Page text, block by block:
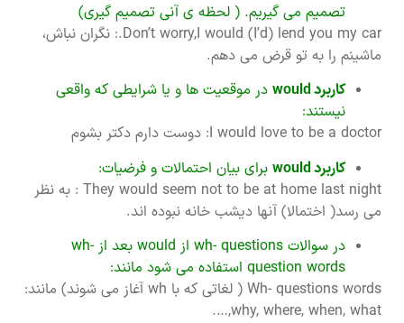
تصمیم می گیریم. ( لحظه ی آنی تصمیم گیری)
Don’t worry,I would (I’d) lend you my car.: نگران نباش،
ماشینم را به تو قرض می دهم.
کاربردwould در موقعیت ها و یا شرایطی که واقعی
نیستند:
I would love to be a doctor: دوست دارم دکتر بشوم
کاربردwould برای بیان احتمالات و فرضیات:
They would seem not to be at home last night : به نظر
می رسد( اختمالا) آنها دیشب خانه نبوده اند.
در سوالات wh- questions از would بعد از wh-
question words استفاده می شود مانند:
Wh- questions words ( لغاتی که با wh آغاز می شوند) مانند:
why, where, when, what,….